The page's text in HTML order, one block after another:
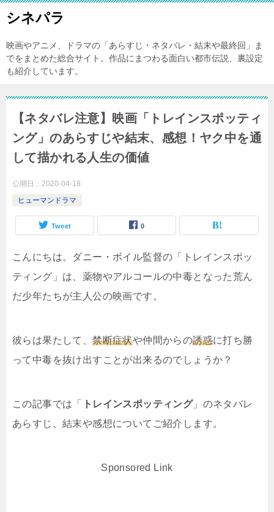
シネパラ
映画やアニメ、ドラマの「あらすじ・ネタバレ・結末や最終回」ま
でをまとめた総合サイト。作品にまつわる面白い都市伝説、裏設定
も紹介しています。
【ネタバレ注意】映画「トレインスポッティ
ング」のあらすじや結末、感想！ヤク中を通
して描かれる人生の価値
公開日： 2020-04-18
ヒューマンドラマ
Tweet 0
こんにちは。ダニー・ボイル監督の「トレインスポッ
ティング」は、薬物やアルコールの中毒となった荒ん
だ少年たちが主人公の映画です。
彼らは果たして、禁断症状や仲間からの誘惑に打ち勝
って中毒を抜け出すことが出来るのでしょうか？
この記事では「 トレインスポッティング」のネタバレ
あらすじ、結末や感想についてご紹介します。
Sponsored Link